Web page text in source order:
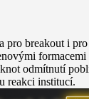
pro breakout i
formacemi
odmítnutí
reakci institucí.